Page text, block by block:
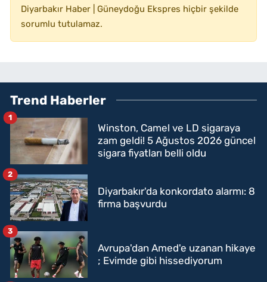
Diyarbakır Haber | Güneydoğu Ekspres hiçbir şekilde
sorumlu tutulamaz.
Trend Haberler
Winston, Camel ve LD sigaraya
zam geldi! 5 Ağustos 2026 güncel
sigara fiyatları belli oldu
1
Diyarbakır'da konkordato alarmı: 8
firma başvurdu
2
Avrupa'dan Amed'e uzanan hikaye
; Evimde gibi hissediyorum
3